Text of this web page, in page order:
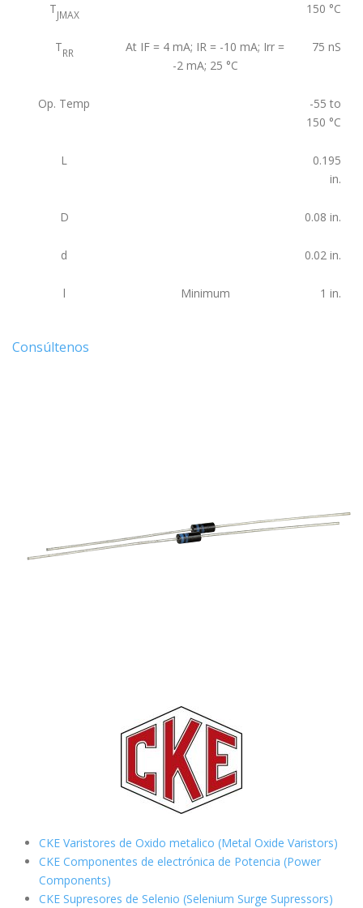
TJMAX 150 °C
TRR
At IF = 4 mA; IR = -10 mA; Irr =
-2 mA; 25 °C
75 nS
Op. Temp
-55 to
150 °C
L
0.195
in.
D 0.08 in.
d 0.02 in.
l Minimum 1 in.
Consúltenos
CKE Varistores de Oxido metalico (Metal Oxide Varistors)
CKE Componentes de electrónica de Potencia (Power
Components)
CKE Supresores de Selenio (Selenium Surge Supressors)